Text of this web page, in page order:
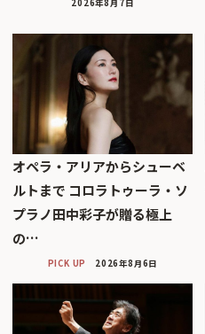
2026年8月7日
オペラ・アリアからシューベ
ルトまで コロラトゥーラ・ソ
プラノ田中彩子が贈る極上
の…
PICK UP 2026年8月6日